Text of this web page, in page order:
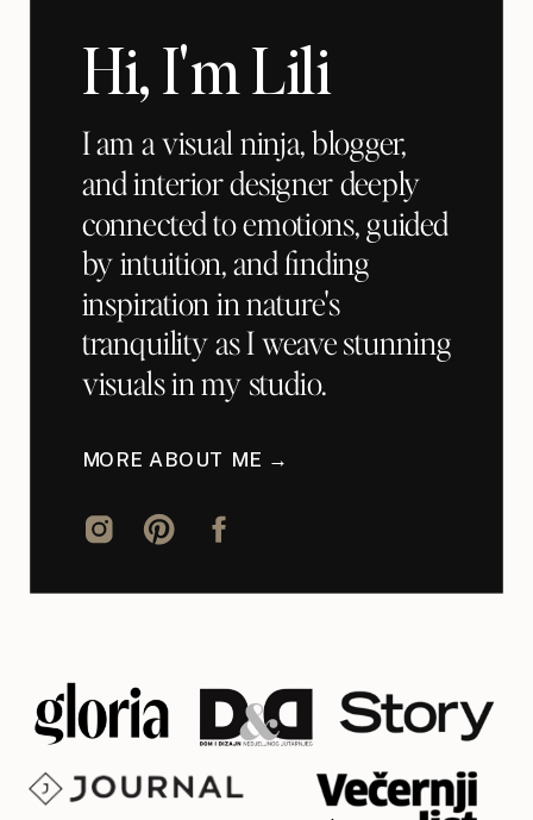
Hi, I'm Lili
I am a visual ninja, blogger,
and interior designer deeply
connected to emotions, guided
by intuition, and finding
inspiration in nature's
tranquility as I weave stunning
visuals in my studio.
MORE ABOUT ME →